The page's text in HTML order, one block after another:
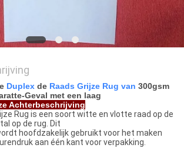
Duplexde Raads Grijze Rug van 300gsm
Geval met een laag
Achterbeschrijving
Rug is een soort witte en vlotte raad op de
op de rug. Dit
hoofdzakelijk gebruikt voor het maken
aan één kant voor verpakking.